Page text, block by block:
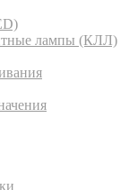
лампы (КЛЛ)